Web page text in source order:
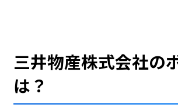
三井物産株式会社の
は？